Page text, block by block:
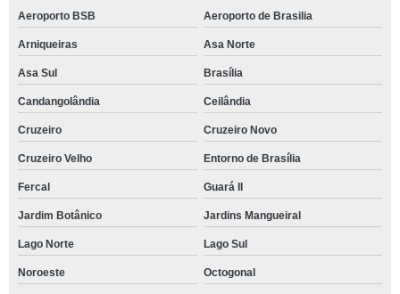
Aeroporto BSB Aeroporto de Brasilia
Arniqueiras Asa Norte
Asa Sul Brasília
Candangolândia Ceilândia
Cruzeiro Cruzeiro Novo
Cruzeiro Velho Entorno de Brasília
Fercal Guará II
Jardim Botânico Jardins Mangueiral
Lago Norte Lago Sul
Noroeste Octogonal